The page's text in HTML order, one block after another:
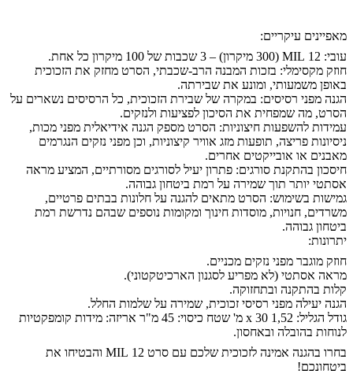
מאפיינים עיקריים:
עובי: 12 MIL (300 מיקרון) – 3 שכבות של 100 מיקרון כל אחת.
חוזק מקסימלי: בזכות המבנה הרב-שכבתי, הסרט מחזק את הזכוכית
באופן משמעותי, ומונע את שבירתה.
הגנה מפני רסיסים: במקרה של שבירת הזכוכית, כל הרסיסים נשארים על
הסרט, מה שמפחית את הסיכון לפציעות ולנזקים.
עמידות להשפעות חיצוניות: הסרט מספק הגנה אידיאלית מפני מכות,
ניסיונות פריצה, תופעות מזג אוויר קיצוניות, וכן מפני נזקים הנגרמים
מאבנים או אובייקטים אחרים.
חיסכון בהתקנת סורגים: פתרון יעיל לסורגים מסורתיים, המציע מראה
אסתטי יותר תוך שמירה על רמת ביטחון גבוהה.
גמישות בשימוש: הסרט מתאים להגנה על חלונות בבתים פרטיים,
משרדים, חנויות, מוסדות חינוך ומקומות נוספים שבהם נדרשת רמת
ביטחון גבוהה.
יתרונות:
חוזק מוגבר מפני נזקים מכניים.
מראה אסתטי (לא מפריע לסגנון הארכיטקטוני).
קלות בהתקנה ובתחזוקה.
הגנה יעילה מפני רסיסי זכוכית, שמירה על שלמות החלל.
גודל הגליל: 1,52 x 30 מ' שטח כיסוי: 45 מ"ר אריזה: מידות קומפקטיות
לנוחות בהובלה ובאחסון.
בחרו בהגנה אמינה לזכוכית שלכם עם סרט 12 MIL והבטיחו את
ביטחונכם!